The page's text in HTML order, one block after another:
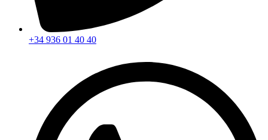
+34 936 01 40 40